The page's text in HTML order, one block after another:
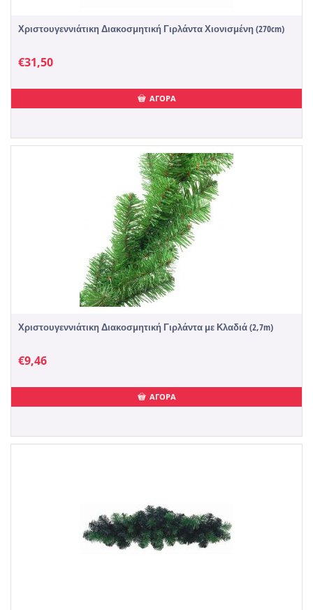
Χριστουγεννιάτικη Διακοσμητική Γιρλάντα Χιονισμένη (270cm)
€31,50
ΑΓΟΡΑ
Χριστουγεννιάτικη Διακοσμητική Γιρλάντα με Κλαδιά (2,7m)
€9,46
ΑΓΟΡΑ